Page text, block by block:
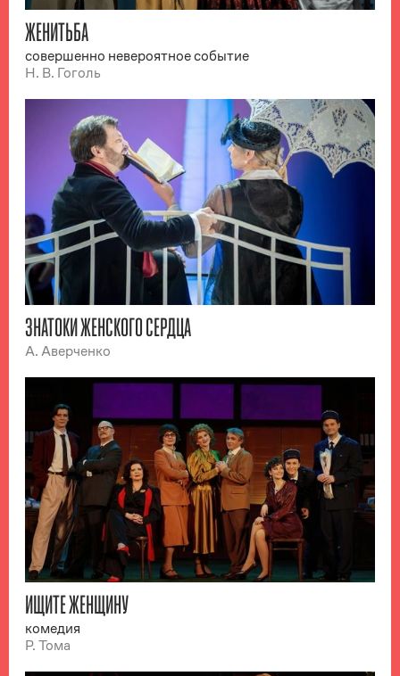
ЖЕНИТЬБА
совершенно невероятное событие
Н. В. Гоголь
ЗНАТОКИ ЖЕНСКОГО СЕРДЦА
А. Аверченко
ИЩИТЕ ЖЕНЩИНУ
комедия
Р. Тома